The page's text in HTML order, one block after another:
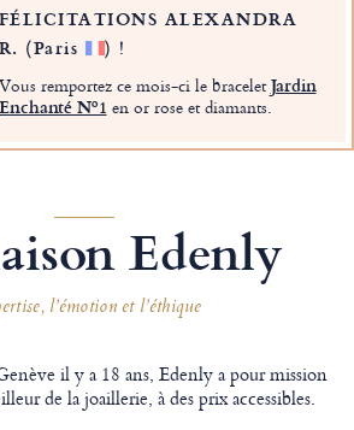
FÉLICITATIONS ALEXANDRA
R. (Paris ) !
Vous remportez ce mois-ci le braceletJardin
Enchanté Nº1 en or rose et diamants.
Edenly
l’émotion et l’éthique
il y a 18 ans, Edenly a pour mission
de la joaillerie, à des prix accessibles.